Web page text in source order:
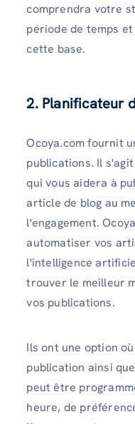
comprendra votre
période de temps
cette base.
2. Planificateur
Ocoya.com fournit
publications. Il
qui vous aidera à
article de blog au
l'engagement.
automatiser vos
l'intelligence
trouver le meilleur
vos publications.
Ils ont une option
publication ainsi
peut être
heure, de